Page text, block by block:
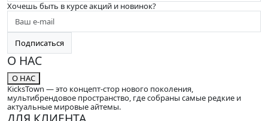
Хочешь быть в курсе акций и новинок?
Подписаться
О НАС
О НАС
KicksTown — это концепт-стор нового поколения,
мультибрендовое пространство, где собраны самые редкие и
актуальные мировые айтемы.